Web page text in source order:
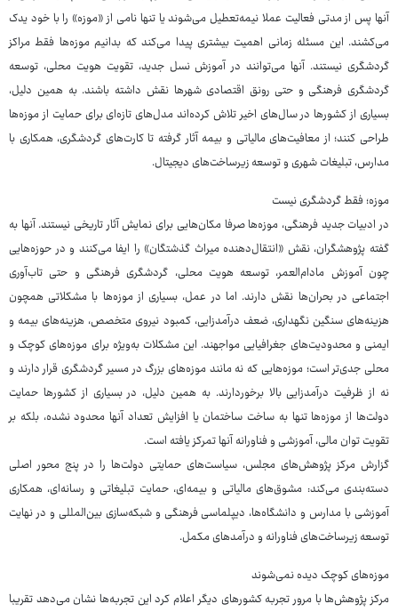
آنها پس از مدتی فعالیت عملا نیمه‌تعطیل می‌شوند یا تنها نامی از «موزه» را با خود یدک
می‌کشند. این مسئله زمانی اهمیت بیشتری پیدا می‌کند که بدانیم موزه‌ها فقط مراکز
گردشگری نیستند. آنها می‌توانند در آموزش نسل جدید، تقویت هویت محلی، توسعه
گردشگری فرهنگی و حتی رونق اقتصادی شهرها نقش داشته باشند. به همین دلیل،
بسیاری از کشورها در سال‌های اخیر تلاش کرده‌اند مدل‌های تازه‌ای برای حمایت از موزه‌ها
طراحی کنند؛ از معافیت‌های مالیاتی و بیمه آثار گرفته تا کارت‌های گردشگری، همکاری با
مدارس، تبلیغات شهری و توسعه زیرساخت‌های دیجیتال.
موزه؛ فقط گردشگری نیست
در ادبیات جدید فرهنگی، موزه‌ها صرفا مکان‌هایی برای نمایش آثار تاریخی نیستند. آنها به
گفته پژوهشگران، نقش «انتقال‌دهنده میراث گذشتگان» را ایفا می‌کنند و در حوزه‌هایی
چون آموزش مادام‌العمر، توسعه هویت محلی، گردشگری فرهنگی و حتی تاب‌آوری
اجتماعی در بحران‌ها نقش دارند. اما در عمل، بسیاری از موزه‌ها با مشکلاتی همچون
هزینه‌های سنگین نگهداری، ضعف درآمدزایی، کمبود نیروی متخصص، هزینه‌های بیمه و
ایمنی و محدودیت‌های جغرافیایی مواجهند. این مشکلات به‌ویژه برای موزه‌های کوچک و
محلی جدی‌تر است؛ موزه‌هایی که نه مانند موزه‌های بزرگ در مسیر گردشگری قرار دارند و
نه از ظرفیت درآمدزایی بالا برخوردارند. به همین دلیل، در بسیاری از کشورها حمایت
دولت‌ها از موزه‌ها تنها به ساخت ساختمان یا افزایش تعداد آنها محدود نشده، بلکه بر
تقویت توان مالی، آموزشی و فناورانه آنها تمرکز یافته است.
گزارش مرکز پژوهش‌های مجلس، سیاست‌های حمایتی دولت‌ها را در پنج محور اصلی
دسته‌بندی می‌کند: مشوق‌های مالیاتی و بیمه‌ای، حمایت تبلیغاتی و رسانه‌ای، همکاری
آموزشی با مدارس و دانشگاه‌ها، دیپلماسی فرهنگی و شبکه‌سازی بین‌المللی و در نهایت
توسعه زیرساخت‌های فناورانه و درآمدهای مکمل.
موزه‌های کوچک دیده نمی‌شوند
مرکز پژوهش‌ها با مرور تجربه کشورهای دیگر اعلام کرد این تجربه‌ها نشان می‌دهد تقریبا